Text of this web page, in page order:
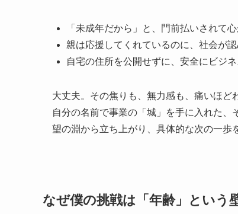
「未成年だから」と、門前払いされて
親は応援してくれているのに、社会が
自宅の住所を公開せずに、安全にビジ
大丈夫。その焦りも、無力感も、痛いほど
自分の名前で事業の「城」を手に入れた
望の淵から立ち上がり、具体的な次の一歩
なぜ僕の挑戦は「年齢」という